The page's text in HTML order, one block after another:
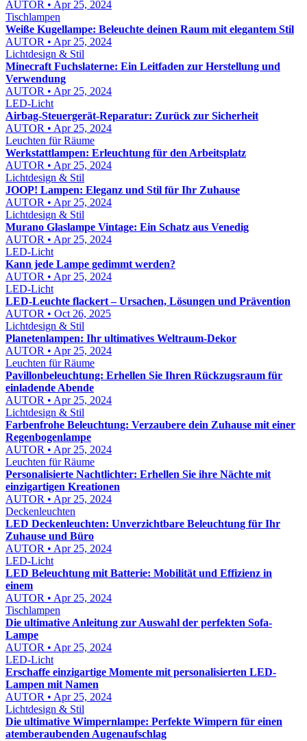
AUTOR • Apr 25, 2024
Tischlampen
Weiße Kugellampe: Beleuchte deinen Raum mit elegantem Stil
AUTOR • Apr 25, 2024
Lichtdesign & Stil
Minecraft Fuchslaterne: Ein Leitfaden zur Herstellung und
Verwendung
AUTOR • Apr 25, 2024
LED-Licht
Airbag-Steuergerät-Reparatur: Zurück zur Sicherheit
AUTOR • Apr 25, 2024
Leuchten für Räume
Werkstattlampen: Erleuchtung für den Arbeitsplatz
AUTOR • Apr 25, 2024
Lichtdesign & Stil
JOOP! Lampen: Eleganz und Stil für Ihr Zuhause
AUTOR • Apr 25, 2024
Lichtdesign & Stil
Murano Glaslampe Vintage: Ein Schatz aus Venedig
AUTOR • Apr 25, 2024
LED-Licht
Kann jede Lampe gedimmt werden?
AUTOR • Apr 25, 2024
LED-Licht
LED-Leuchte flackert – Ursachen, Lösungen und Prävention
AUTOR • Oct 26, 2025
Lichtdesign & Stil
Planetenlampen: Ihr ultimatives Weltraum-Dekor
AUTOR • Apr 25, 2024
Leuchten für Räume
Pavillonbeleuchtung: Erhellen Sie Ihren Rückzugsraum für
einladende Abende
AUTOR • Apr 25, 2024
Lichtdesign & Stil
Farbenfrohe Beleuchtung: Verzaubere dein Zuhause mit einer
Regenbogenlampe
AUTOR • Apr 25, 2024
Leuchten für Räume
Personalisierte Nachtlichter: Erhellen Sie ihre Nächte mit
einzigartigen Kreationen
AUTOR • Apr 25, 2024
Deckenleuchten
LED Deckenleuchten: Unverzichtbare Beleuchtung für Ihr
Zuhause und Büro
AUTOR • Apr 25, 2024
LED-Licht
LED Beleuchtung mit Batterie: Mobilität und Effizienz in
einem
AUTOR • Apr 25, 2024
Tischlampen
Die ultimative Anleitung zur Auswahl der perfekten Sofa-
Lampe
AUTOR • Apr 25, 2024
LED-Licht
Erschaffe einzigartige Momente mit personalisierten LED-
Lampen mit Namen
AUTOR • Apr 25, 2024
Lichtdesign & Stil
Die ultimative Wimpernlampe: Perfekte Wimpern für einen
atemberaubenden Augenaufschlag